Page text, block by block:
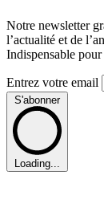
Notre newsletter
l’actualité et de
Indispensable
Entrez votre email
S'abonner
Loading...